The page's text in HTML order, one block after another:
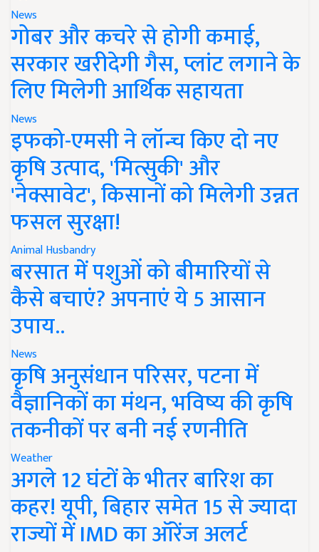
News
गोबर और कचरे से होगी कमाई,
सरकार खरीदेगी गैस, प्लांट लगाने के
लिए मिलेगी आर्थिक सहायता
News
इफको-एमसी ने लॉन्च किए दो नए
कृषि उत्पाद, 'मित्सुकी' और
'नेक्सावेट', किसानों को मिलेगी उन्नत
फसल सुरक्षा!
Animal Husbandry
बरसात में पशुओं को बीमारियों से
कैसे बचाएं? अपनाएं ये 5 आसान
उपाय..
News
कृषि अनुसंधान परिसर, पटना में
वैज्ञानिकों का मंथन, भविष्य की कृषि
तकनीकों पर बनी नई रणनीति
Weather
अगले 12 घंटों के भीतर बारिश का
कहर! यूपी, बिहार समेत 15 से ज्यादा
राज्यों में IMD का ऑरेंज अलर्ट